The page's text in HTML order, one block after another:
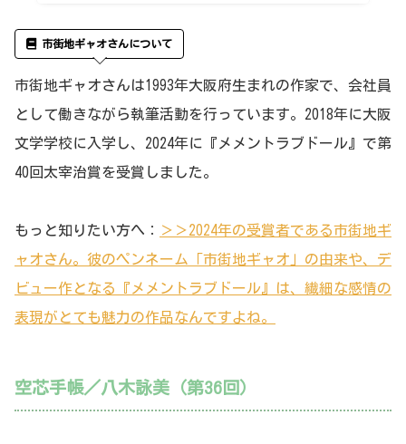
市街地ギャオさんについて
市街地ギャオさんは1993年大阪府生まれの作家で、会社員
として働きながら執筆活動を行っています。2018年に大阪
文学学校に入学し、2024年に『メメントラブドール』で第
40回太宰治賞を受賞しました。
もっと知りたい方へ：
＞＞2024年の受賞者である市街地ギ
ャオさん。彼のペンネーム「市街地ギャオ」の由来や、デ
ビュー作となる『メメントラブドール』は、繊細な感情の
表現がとても魅力の作品なんですよね。
空芯手帳／八木詠美（第36回）